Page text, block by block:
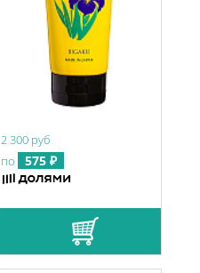
2 300 руб
по
575 ₽